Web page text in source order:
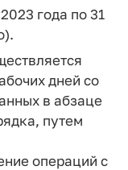
года по 31
дней со
в абзаце
путем
операций с